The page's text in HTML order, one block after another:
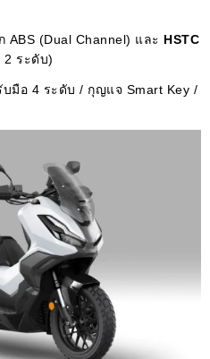
ABS (Dual Channel) และ HSTC
2 ระดับ)
มือ 4 ระดับ / กุญแจ Smart Key /